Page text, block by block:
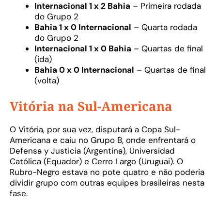
Internacional 1 x 2 Bahia – Primeira rodada
do Grupo 2
Bahia 1 x 0 Internacional – Quarta rodada
do Grupo 2
Internacional 1 x 0 Bahia – Quartas de final
(ida)
Bahia 0 x 0 Internacional – Quartas de final
(volta)
Vitória na Sul-Americana
O Vitória, por sua vez, disputará a Copa Sul-
Americana e caiu no Grupo B, onde enfrentará o
Defensa y Justicia (Argentina), Universidad
Católica (Equador) e Cerro Largo (Uruguai). O
Rubro-Negro estava no pote quatro e não poderia
dividir grupo com outras equipes brasileiras nesta
fase.